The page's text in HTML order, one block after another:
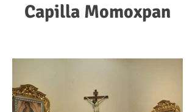
Capilla Momoxpan